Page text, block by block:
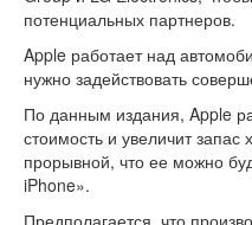
потенциальных партнеров.
Apple работает над
нужно задействовать
По данным издания, Apple
стоимость и увеличит
прорывной, что ее можно
iPhone».
Предполагается, что